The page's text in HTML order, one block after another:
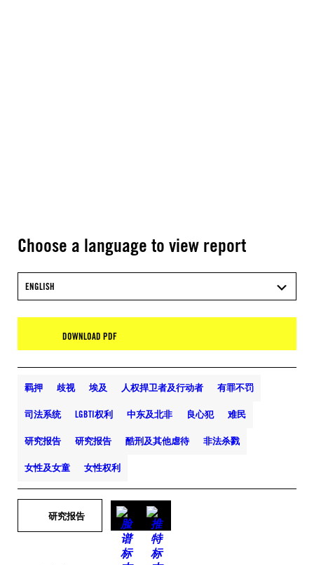
Choose a language to view report
ENGLISH
DOWNLOAD PDF
羁押 歧视 埃及 人权捍卫者及行动者 有罪不罚
司法系统 LGBTI权利 中东及北非 良心犯 难民
研究报告 研究报告 酷刑及其他虐待 非法杀戮
女性及女童 女性权利
研究报告